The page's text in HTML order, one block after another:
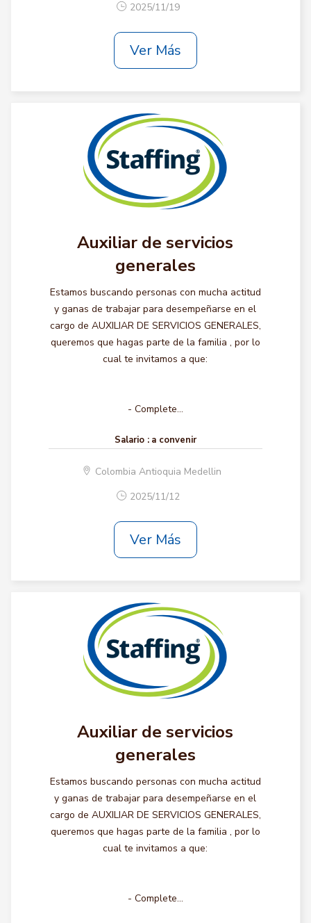
2025/11/19
Ver Más
Auxiliar de servicios
generales
Estamos buscando personas con mucha actitud
y ganas de trabajar para desempeñarse en el
cargo de AUXILIAR DE SERVICIOS GENERALES,
queremos que hagas parte de la familia , por lo
cual te invitamos a que:
- Complete...
Salario : a convenir
Colombia Antioquia Medellin
2025/11/12
Ver Más
Auxiliar de servicios
generales
Estamos buscando personas con mucha actitud
y ganas de trabajar para desempeñarse en el
cargo de AUXILIAR DE SERVICIOS GENERALES,
queremos que hagas parte de la familia , por lo
cual te invitamos a que:
- Complete...